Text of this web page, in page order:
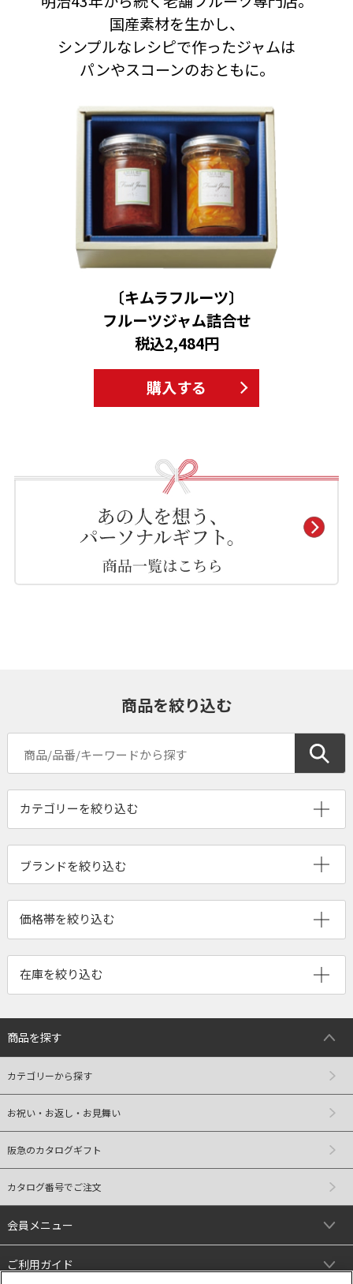
国産素材を生かし、
シンプルなレシピで作ったジャムは
パンやスコーンのおともに。
〔キムラフルーツ〕
フルーツジャム詰合せ
税込2,484円
購入する
商品を絞り込む
ブランドを絞り込む
商品を探す
カテゴリーから探す
お祝い・お返し・お見舞い
阪急のカタログギフト
カタログ番号でご注文
会員メニュー
ご利用ガイド